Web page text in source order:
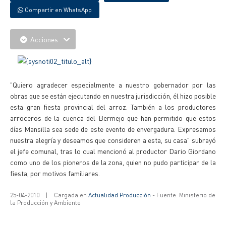
Compartir en WhatsApp
Acciones
"Quiero agradecer especialmente a nuestro gobernador por las
obras que se están ejecutando en nuestra jurisdicción, él hizo posible
esta gran fiesta provincial del arroz. También a los productores
arroceros de la cuenca del Bermejo que han permitido que estos
días Mansilla sea sede de este evento de envergadura. Expresamos
nuestra alegría y deseamos que consideren a esta, su casa" subrayó
el jefe comunal, tras lo cual mencionó al productor Dario Giordano
como uno de los pioneros de la zona, quien no pudo participar de la
fiesta, por motivos familiares.
25-04-2010 | Cargada en Actualidad Producción - Fuente: Ministerio de
la Producción y Ambiente